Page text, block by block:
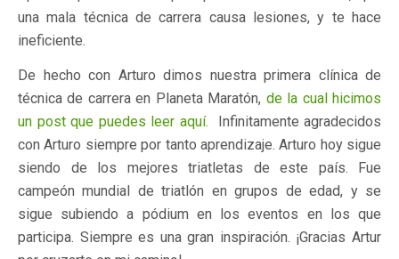
una mala técnica de carrera causa lesiones, y te hace
ineficiente.
De hecho con Arturo dimos nuestra primera clínica de
técnica de carrera en Planeta Maratón, de la cual hicimos
un post que puedes leer aquí. Infinitamente agradecidos
con Arturo siempre por tanto aprendizaje. Arturo hoy sigue
siendo de los mejores triatletas de este país. Fue
campeón mundial de triatlón en grupos de edad, y se
sigue subiendo a pódium en los eventos en los que
participa. Siempre es una gran inspiración. ¡Gracias Artur